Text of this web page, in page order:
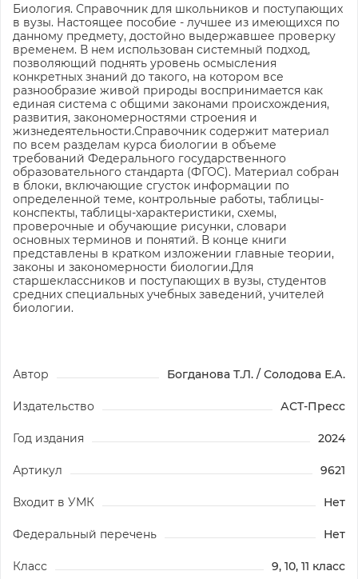
Биология. Справочник для школьников и поступающих
в вузы. Настоящее пособие - лучшее из имеющихся по
данному предмету, достойно выдержавшее проверку
временем. В нем использован системный подход,
позволяющий поднять уровень осмысления
конкретных знаний до такого, на котором все
разнообразие живой природы воспринимается как
единая система с общими законами происхождения,
развития, закономерностями строения и
жизнедеятельности.Справочник содержит материал
по всем разделам курса биологии в объеме
требований Федерального государственного
образовательного стандарта (ФГОС). Материал собран
в блоки, включающие сгусток информации по
определенной теме, контрольные работы, таблицы-
конспекты, таблицы-характеристики, схемы,
проверочные и обучающие рисунки, словари
основных терминов и понятий. В конце книги
представлены в кратком изложении главные теории,
законы и закономерности биологии.Для
старшеклассников и поступающих в вузы, студентов
средних специальных учебных заведений, учителей
биологии.
Автор Богданова Т.Л. / Солодова Е.А.
Издательство АСТ-Пресс
Год издания 2024
Артикул 9621
Входит в УМК Нет
Федеральный перечень Нет
Класс 9, 10, 11 класс